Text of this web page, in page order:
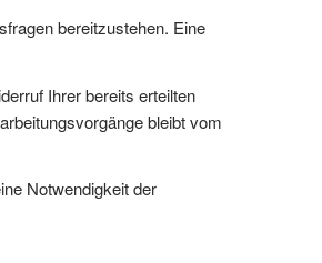
bereitzustehen. Eine
Ihrer bereits erteilten
bleibt vom
Notwendigkeit der